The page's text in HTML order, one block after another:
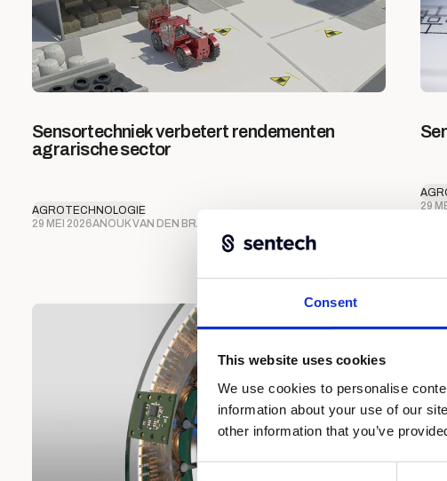
Consent
This website uses cookies
We use cookies to personalise
information about your use of our
other information that you’ve
Consent
Sensortechniek verbetert rendementen
agrarische sector
AGROTECHNOLOGIE
29 MEI 2026ANOUK VAN DEN BRAND
29